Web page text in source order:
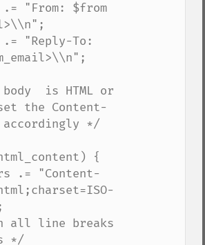
the Content-
accordingly */
*/